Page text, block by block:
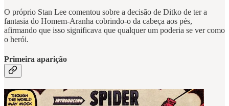
O próprio Stan Lee comentou sobre a decisão de Ditko de ter a
fantasia do Homem-Aranha cobrindo-o da cabeça aos pés,
afirmando que isso significava que qualquer um poderia se ver como
o herói.
Primeira aparição